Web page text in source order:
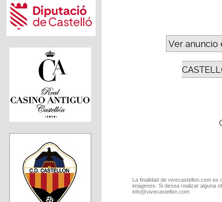
Ver anuncio
La finalidad de vivecastellon.com
imágenes. Si desea realizar alguna
info@vivecastellon.com